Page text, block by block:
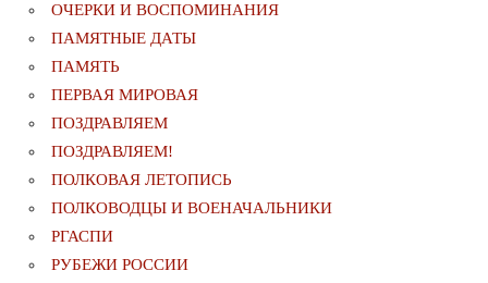
ОЧЕРКИ И ВОСПОМИНАНИЯ
ПАМЯТНЫЕ ДАТЫ
ПАМЯТЬ
ПЕРВАЯ МИРОВАЯ
ПОЗДРАВЛЯЕМ
ПОЗДРАВЛЯЕМ!
ПОЛКОВАЯ ЛЕТОПИСЬ
ПОЛКОВОДЦЫ И ВОЕНАЧАЛЬНИКИ
РГАСПИ
РУБЕЖИ РОССИИ